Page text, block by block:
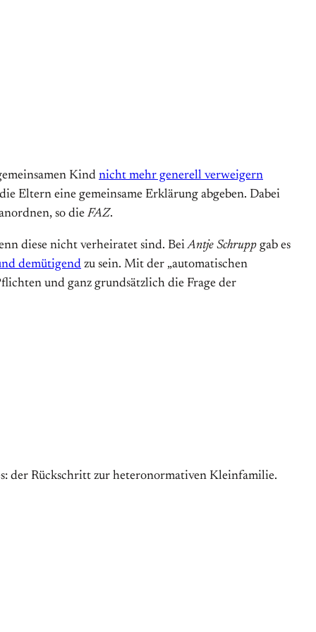
Kind nicht mehr generell verweigern
Eltern eine gemeinsame Erklärung abgeben. Dabei
so die FAZ.
diese nicht verheiratet sind. BeiAntje Schrupp gab es
demütigend zu sein. Mit der „automatischen
und ganz grundsätzlich die Frage der
der Rückschritt zur heteronormativen Kleinfamilie.